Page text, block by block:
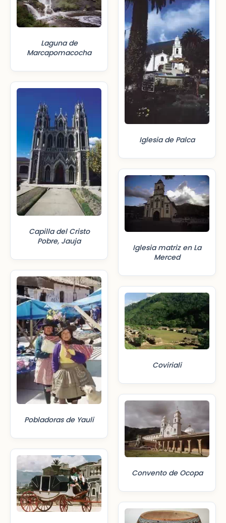
Laguna de
Marcapomacocha
Capilla del Cristo
Pobre, Jauja
Pobladoras de Yauli
Iglesia de Palca
Iglesia matriz en La
Merced
Coviriali
Convento de Ocopa